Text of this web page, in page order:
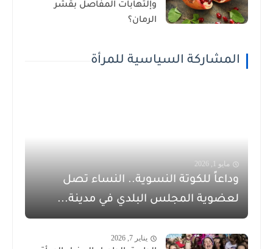
وإلتهابات المفاصل بقشر
الرمان؟
المشاركة السياسية للمرأة
مايو 1, 2026
وداعاً للكوتة النسوية.. النساء تصل
لعضوية المجلس البلدي في مدينة...
يناير 7, 2026